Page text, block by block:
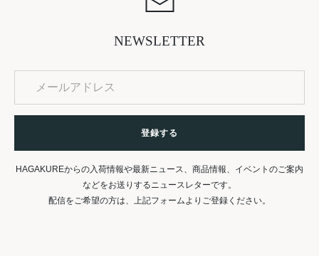
NEWSLETTER
登録する
HAGAKUREからの入荷情報や最新ニュース、商品情報、イベントのご案内
などをお送りするニュースレターです。
配信をご希望の方は、上記フォームよりご登録ください。